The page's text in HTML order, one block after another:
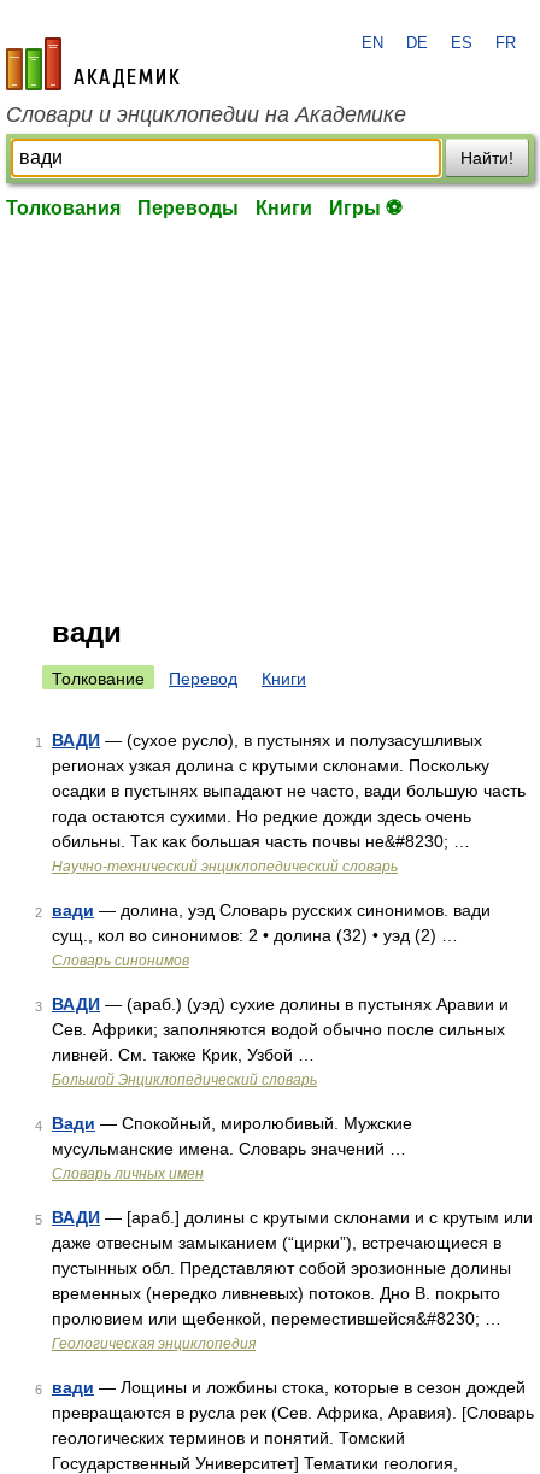
academic.ru
EN DE ES FR
Словари и энциклопедии на Академике
Найти!
Толкования Переводы Книги Игры ⚽
вади
Толкование Перевод Книги
1 ВАДИ — (сухое русло), в пустынях и полузасушливых
регионах узкая долина с крутыми склонами. Поскольку
осадки в пустынях выпадают не часто, вади большую часть
года остаются сухими. Но редкие дожди здесь очень
обильны. Так как большая часть почвы не&#8230; …
Научно-технический энциклопедический словарь
2 вади — долина, уэд Словарь русских синонимов. вади
сущ., кол во синонимов: 2 • долина (32) • уэд (2) …
Словарь синонимов
3 ВАДИ — (араб.) (уэд) сухие долины в пустынях Аравии и
Сев. Африки; заполняются водой обычно после сильных
ливней. См. также Крик, Узбой …
Большой Энциклопедический словарь
4 Вади — Cпокойный, миролюбивый. Мужские
мусульманские имена. Словарь значений …
Словарь личных имен
5 ВАДИ — [араб.] долины с крутыми склонами и с крутым или
даже отвесным замыканием (“цирки”), встречающиеся в
пустынных обл. Представляют собой эрозионные долины
временных (нередко ливневых) потоков. Дно В. покрыто
пролювием или щебенкой, переместившейся&#8230; …
Геологическая энциклопедия
6 вади — Лощины и ложбины стока, которые в сезон дождей
превращаются в русла рек (Сев. Африка, Аравия). [Словарь
геологических терминов и понятий. Томский
Государственный Университет] Тематики геология,